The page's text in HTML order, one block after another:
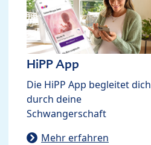
HiPP App
Die HiPP App begleitet dich
durch deine
Schwangerschaft
Mehr erfahren